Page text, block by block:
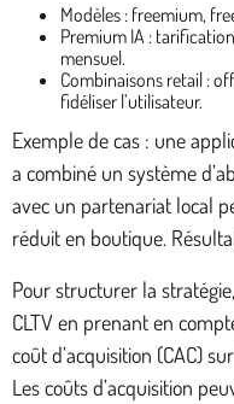
Modèles : freemium,
Premium IA :
mensuel.
Combinaisons retail :
fidéliser l’utilisateur.
Exemple de cas : une
a combiné un système
avec un partenariat local
réduit en boutique.
Pour structurer la
CLTV en prenant en
coût d’acquisition (CAC)
Les coûts d’acquisition